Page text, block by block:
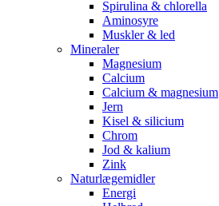
Spirulina & chlorella
Aminosyre
Muskler & led
Mineraler
Magnesium
Calcium
Calcium & magnesium
Jern
Kisel & silicium
Chrom
Jod & kalium
Zink
Naturlægemidler
Energi